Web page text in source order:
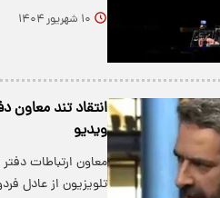
۱۰ شهریور ۱۴۰۴
انتقاد تند معاون
ویدیو
معاون ارتباطات
تلویزیون از عادل